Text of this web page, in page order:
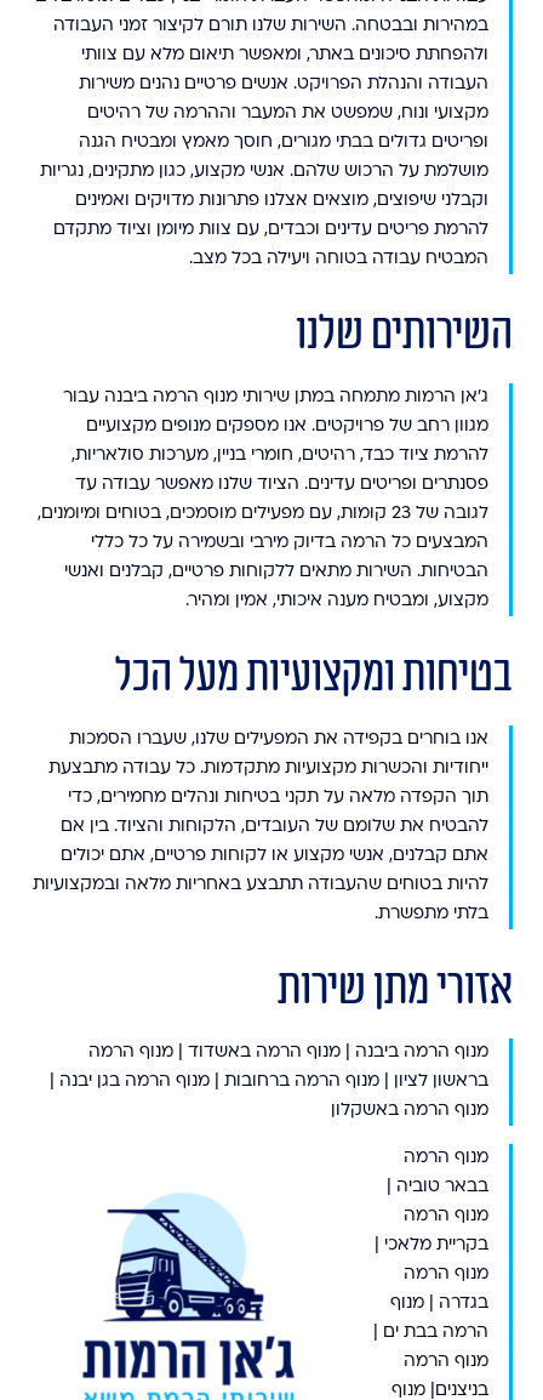
במהירות ובבטחה. השירות שלנו תורם לקיצור זמני העבודה
ולהפחתת סיכונים באתר, ומאפשר תיאום מלא עם צוותי
העבודה והנהלת הפרויקט. אנשים פרטיים נהנים משירות
מקצועי ונוח, שמפשט את המעבר וההרמה של רהיטים
ופריטים גדולים בבתי מגורים, חוסך מאמץ ומבטיח הגנה
מושלמת על הרכוש שלהם. אנשי מקצוע, כגון מתקינים, נגריות
וקבלני שיפוצים, מוצאים אצלנו פתרונות מדויקים ואמינים
להרמת פריטים עדינים וכבדים, עם צוות מיומן וציוד מתקדם
המבטיח עבודה בטוחה ויעילה בכל מצב.
השירותים שלנו
ג'אן הרמות מתמחה במתן שירותי מנוף הרמה ביבנה עבור
מגוון רחב של פרויקטים. אנו מספקים מנופים מקצועיים
להרמת ציוד כבד, רהיטים, חומרי בניין, מערכות סולאריות,
פסנתרים ופריטים עדינים. הציוד שלנו מאפשר עבודה עד
לגובה של 23 קומות, עם מפעילים מוסמכים, בטוחים ומיומנים,
המבצעים כל הרמה בדיוק מירבי ובשמירה על כל כללי
הבטיחות. השירות מתאים ללקוחות פרטיים, קבלנים ואנשי
מקצוע, ומבטיח מענה איכותי, אמין ומהיר.
בטיחות ומקצועיות מעל הכל
אנו בוחרים בקפידה את המפעילים שלנו, שעברו הסמכות
ייחודיות והכשרות מקצועיות מתקדמות. כל עבודה מתבצעת
תוך הקפדה מלאה על תקני בטיחות ונהלים מחמירים, כדי
להבטיח את שלומם של העובדים, הלקוחות והציוד. בין אם
אתם קבלנים, אנשי מקצוע או לקוחות פרטיים, אתם יכולים
להיות בטוחים שהעבודה תתבצע באחריות מלאה ובמקצועיות
בלתי מתפשרת.
אזורי מתן שירות
מנוף הרמה ביבנה | מנוף הרמה באשדוד | מנוף הרמה
בראשון לציון | מנוף הרמה ברחובות | מנוף הרמה בגן יבנה |
מנוף הרמה באשקלון
מנוף הרמה
בבאר טוביה |
מנוף הרמה
בקריית מלאכי |
מנוף הרמה
בגדרה | מנוף
הרמה בבת ים |
מנוף הרמה
בניצנים| מנוף